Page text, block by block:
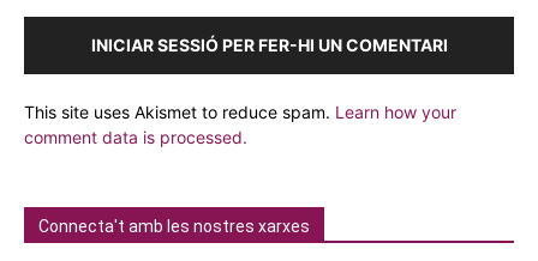
INICIAR SESSIÓ PER FER-HI UN COMENTARI
This site uses Akismet to reduce spam. Learn how your
comment data is processed.
Connecta't amb les nostres xarxes